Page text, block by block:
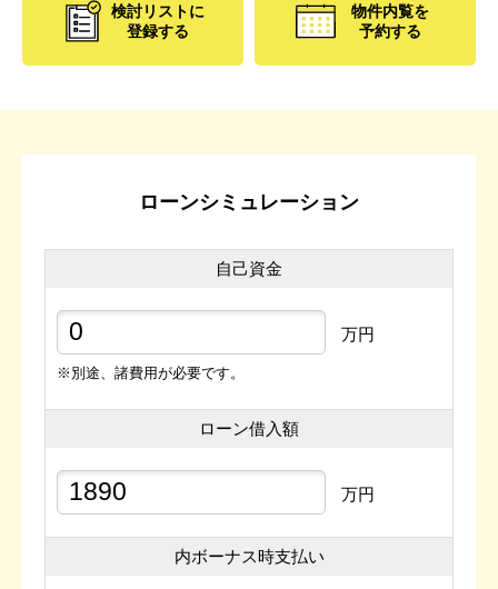
検討リストに
登録する
物件内覧を
予約する
ローンシミュレーション
自己資金
万円
※別途、諸費用が必要です。
ローン借入額
万円
内ボーナス時支払い